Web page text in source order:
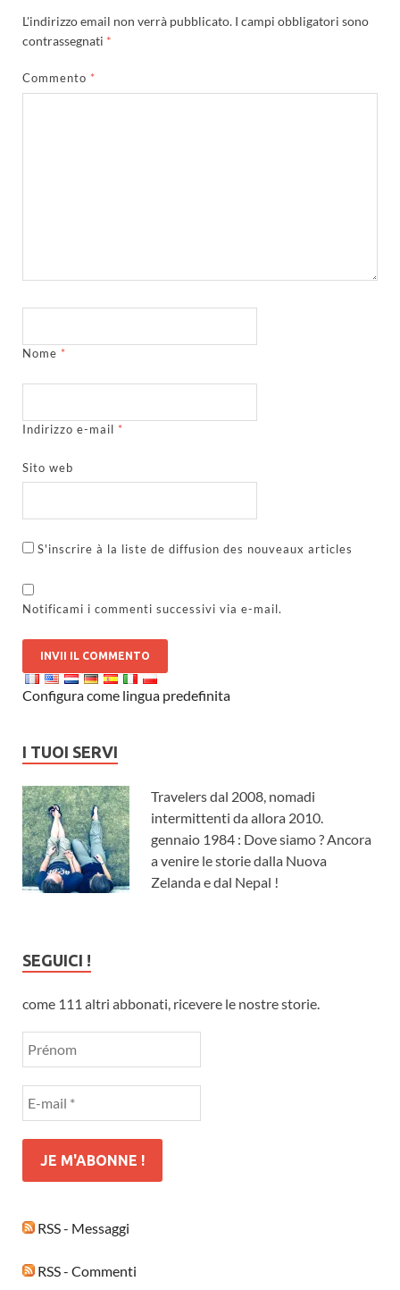
L'indirizzo email non verrà pubblicato. I campi obbligatori sono
contrassegnati *
Commento *
Nome *
Indirizzo e-mail *
Sito web
S'inscrire à la liste de diffusion des nouveaux articles
Notificami i commenti successivi via e-mail.
Configura come lingua predefinita
I TUOI SERVI
Travelers dal 2008, nomadi
intermittenti da allora 2010.
gennaio 1984 : Dove siamo ? Ancora
a venire le storie dalla Nuova
Zelanda e dal Nepal !
SEGUICI !
come 111 altri abbonati, ricevere le nostre storie.
RSS - Messaggi
RSS - Commenti